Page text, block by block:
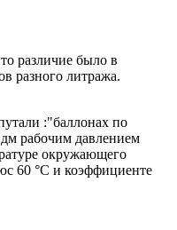
различие было в
разного литража.
:"баллонах по
рабочим давлением
окружающего
60 °С и коэффициенте